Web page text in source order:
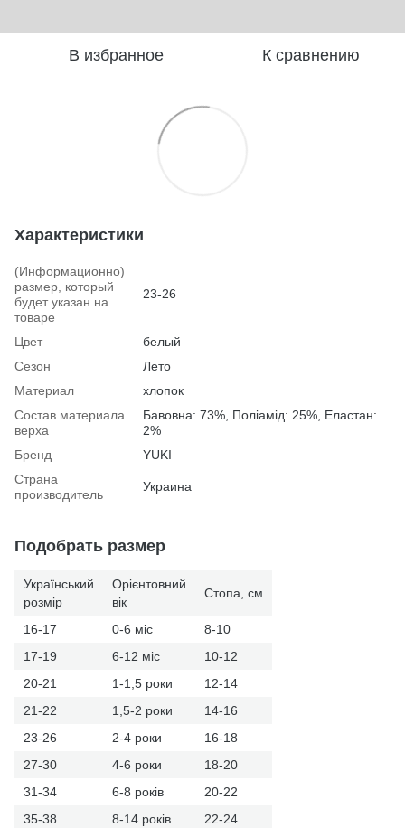
В избранное К сравнению
Характеристики
(Информационно)
размер, который
будет указан на
товаре
23-26
Цвет
белый
Сезон
Лето
Материал
хлопок
Состав материала
верха
Бавовна: 73%, Поліамід: 25%, Еластан:
2%
Бренд
YUKI
Страна
производитель
Украина
Подобрать размер
Український
розмір
Орієнтовний
вік
Стопа, см
16-17 0-6 міс
8-10
17-19
6-12 міс
10-12
20-21
1-1,5 роки
12-14
21-22
1,5-2 роки
14-16
23-26
2-4 роки
16-18
27-30
4-6 роки
18-20
31-34
6-8 років
20-22
35-38
8-14 років
22-24